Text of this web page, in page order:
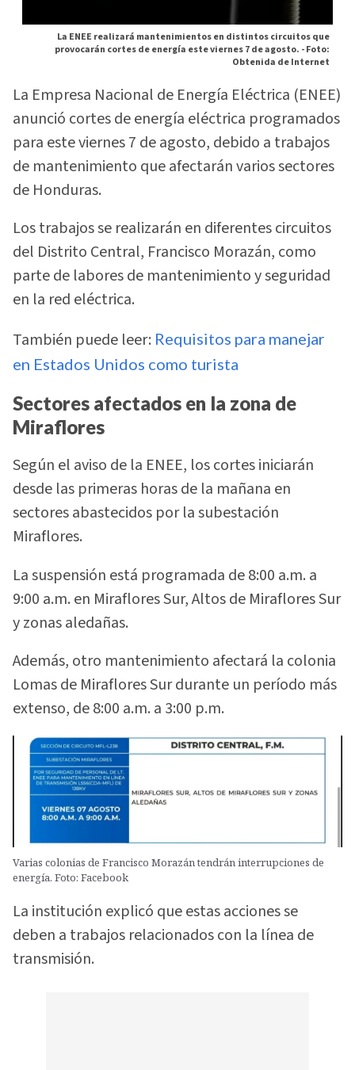
La ENEE realizará mantenimientos en distintos circuitos que
provocarán cortes de energía este viernes 7 de agosto. -Foto:
Obtenida de Internet
La Empresa Nacional de Energía Eléctrica (ENEE)
anunció cortes de energía eléctrica programados
para este viernes 7 de agosto, debido a trabajos
de mantenimiento que afectarán varios sectores
de Honduras.
Los trabajos se realizarán en diferentes circuitos
del Distrito Central, Francisco Morazán, como
parte de labores de mantenimiento y seguridad
en la red eléctrica.
También puede leer: Requisitos para manejar
en Estados Unidos como turista
Sectores afectados en la zona de
Miraflores
Según el aviso de la ENEE, los cortes iniciarán
desde las primeras horas de la mañana en
sectores abastecidos por la subestación
Miraflores.
La suspensión está programada de 8:00 a.m. a
9:00 a.m. en Miraflores Sur, Altos de Miraflores Sur
y zonas aledañas.
Además, otro mantenimiento afectará la colonia
Lomas de Miraflores Sur durante un período más
extenso, de 8:00 a.m. a 3:00 p.m.
Varias colonias de Francisco Morazán tendrán interrupciones de
energía. Foto: Facebook
La institución explicó que estas acciones se
deben a trabajos relacionados con la línea de
transmisión.